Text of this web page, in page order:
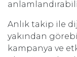
Anlık takip ile
yakından
kampanya ve